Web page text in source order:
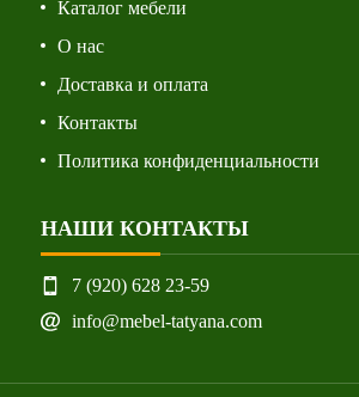
Каталог мебели
О нас
Доставка и оплата
Контакты
Политика конфиденциальности
НАШИ КОНТАКТЫ
7 (920) 628 23-59
info@mebel-tatyana.com